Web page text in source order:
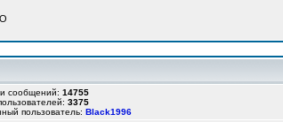
сообщений: 14755
3375
пользователь: Black1996